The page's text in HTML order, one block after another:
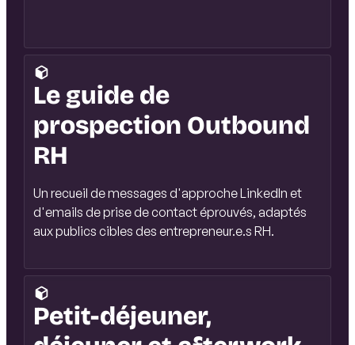
Le guide de
prospection Outbound
RH
Un recueil de messages d'approche LinkedIn et
d'emails de prise de contact éprouvés, adaptés
aux publics cibles des entrepreneur.e.s RH.
Petit-déjeuner,